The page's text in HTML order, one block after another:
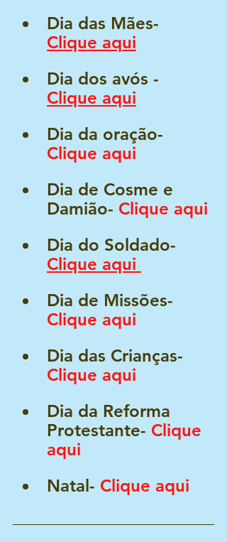
Dia das Mães-
Clique aqui
Dia dos avós -
Clique aqui
Dia da oração-
Clique aqui
Dia de Cosme e
Damião- Clique aqui
Dia do Soldado-
Clique aqui
Dia de Missões-
Clique aqui
Dia das Crianças-
Clique aqui
Dia da Reforma
Protestante- Clique
aqui
Natal- Clique aqui